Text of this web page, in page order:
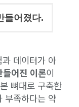
들어졌다.
데이터가 아
어진 이론이
뼈대로 구축한
부족하다는 약